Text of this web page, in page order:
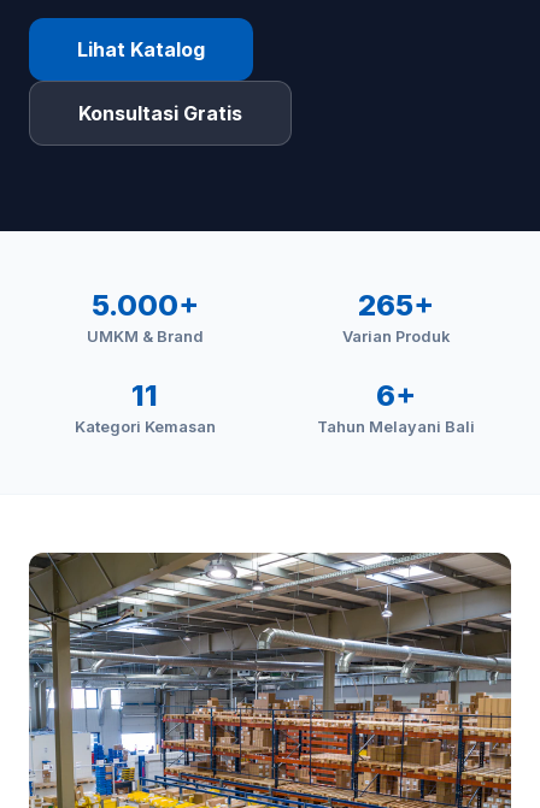
Lihat Katalog
Konsultasi Gratis
5.000+
UMKM & Brand
265+
Varian Produk
11
Kategori Kemasan
6+
Tahun Melayani Bali